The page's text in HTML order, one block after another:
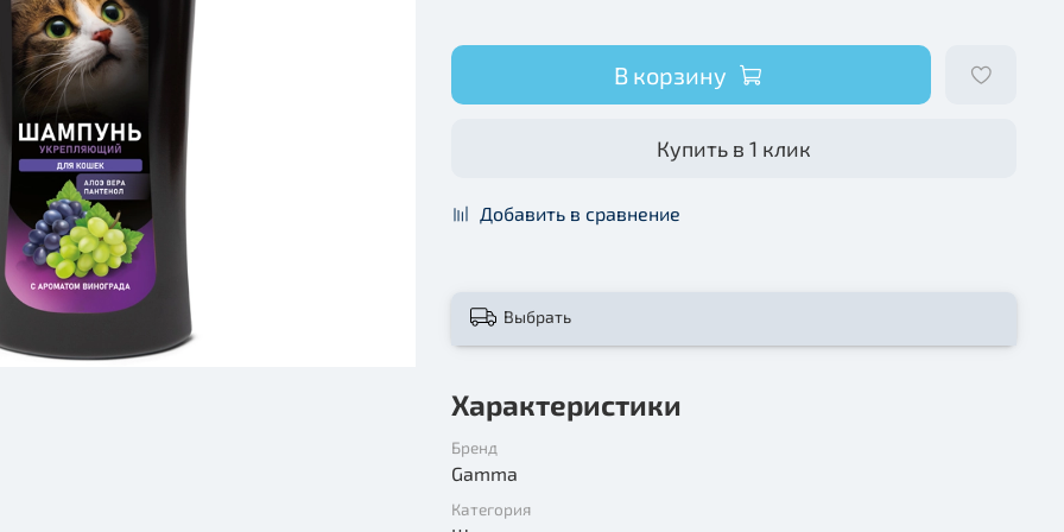
В корзину
Купить в 1 клик
Добавить в сравнение
Выбрать
Характеристики
Бренд
Gamma
Категория